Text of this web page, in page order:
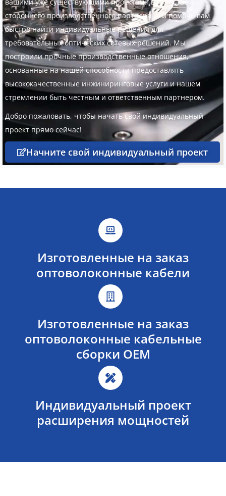
стороннего производственного партнера или помочь вам
быстро найти индивидуальные решения для
требовательных оптических сетевых решений. Мы
построили прочные производственные отношения,
основанные на нашей способности предоставлять
высококачественные инжиниринговые услуги и нашем
стремлении быть честным и ответственным партнером.
Добро пожаловать, чтобы начать свой индивидуальный
проект прямо сейчас!
Начните свой индивидуальный проект
Изготовленные на заказ
оптоволоконные кабели​
Изготовленные на заказ
оптоволоконные кабельные
сборки OEM
Индивидуальный проект
расширения мощностей